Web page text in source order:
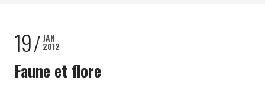
19 JAN
2012
Faune et flore